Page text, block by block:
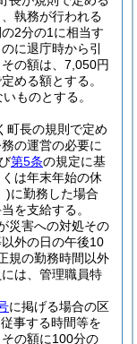
執務が行われる
2分の1に相当す
に退庁時から引
の額は、7,050円
める額とする。
ものとする。
町長の規則で定め
の運営の必要に
第5条の規定に基
は年末年始の休
)に勤務した場合
を支給する。
災害への対処その
外の日の午後10
規の勤務時間以外
は、管理職員特
に掲げる場合の区
事する時間等を
の額に100分の